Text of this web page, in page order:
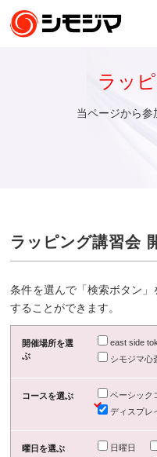
ラッ
当ページから参
ラッピング講習会
条件を選んで「検索ボタン
することができます。
開催場所を選
ぶ
east side
シモジマ心
コースを選ぶ ベーシック
ディスプレ
曜日を選ぶ 日曜日